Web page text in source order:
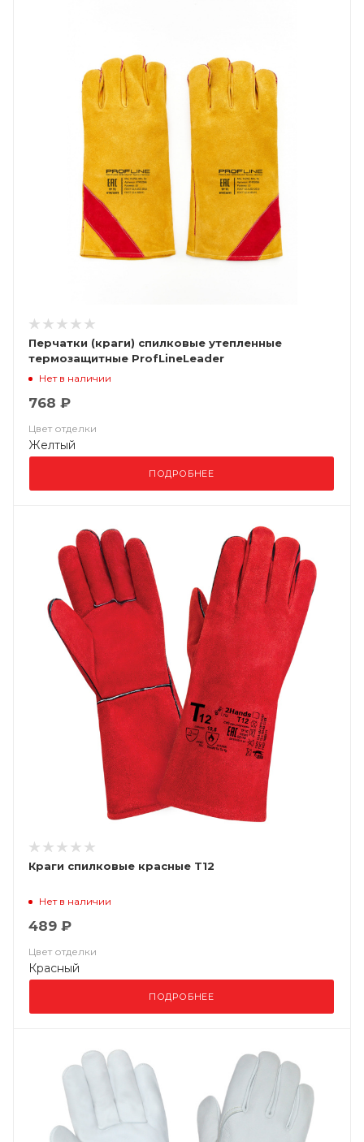
Перчатки (краги) спилковые утепленные
термозащитные ProfLineLeader
Нет в наличии
768 ₽
Цвет отделки
Желтый
ПОДРОБНЕЕ
Краги спилковые красные Т12
Нет в наличии
489 ₽
Цвет отделки
Красный
ПОДРОБНЕЕ